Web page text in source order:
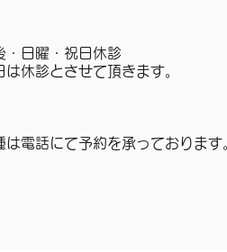
・日曜・祝日休診
休診とさせて頂きます。
電話にて予約を承っております